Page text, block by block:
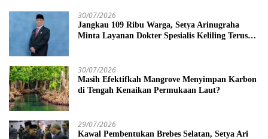
30/07/2026
Jangkau 109 Ribu Warga, Setya Arinugraha
Minta Layanan Dokter Spesialis Keliling Terus
30/07/2026
Masih Efektifkah Mangrove Menyimpan Karbon
di Tengah Kenaikan Permukaan Laut?
29/07/2026
Kawal Pembentukan Brebes Selatan, Setya Ari